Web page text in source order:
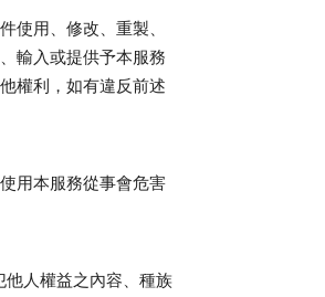
使用、修改、重製、
輸入或提供予本服務
權利，如有違反前述
用本服務從事會危害
人權益之內容、種族